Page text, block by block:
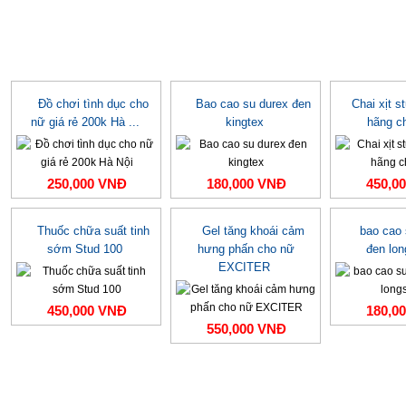
Đồ chơi tình dục cho
nữ giá rẻ 200k Hà ...
250,000 VNĐ
Bao cao su durex đen
kingtex
180,000 VNĐ
Chai xịt
hãng
Thuốc chữa suất tinh
sớm Stud 100
450,000 VNĐ
Gel tăng khoái cảm
hưng phấn cho nữ
EXCITER
550,000 VNĐ
bao
đen